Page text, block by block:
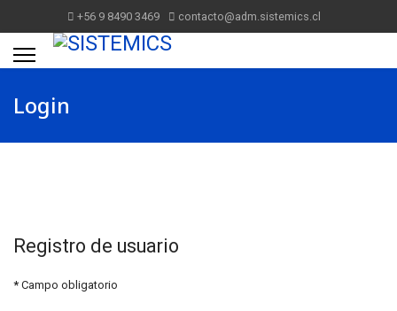
+56 9 8490 3469 contacto@adm.sistemics.cl
Login
Registro de usuario
* Campo obligatorio